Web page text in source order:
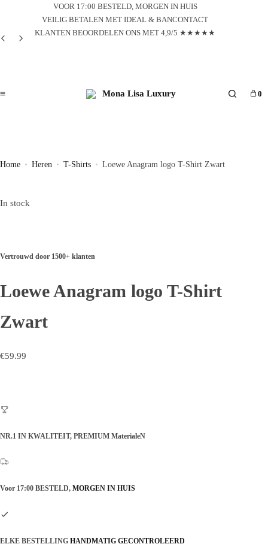
VOOR 17:00 BESTELD, MORGEN IN HUIS
VEILIG BETALEN MET IDEAL & BANCONTACT
KLANTEN BEOORDELEN ONS MET 4,9/5 ★★★★★
Search 0
Home Heren T-Shirts Loewe Anagram logo T-Shirt Zwart
In stock
Vertrouwd door 1500+ klanten
Loewe Anagram logo T-Shirt
Zwart
€59.99
NR.1 IN KWALITEIT, PREMIUM MaterialeN
Voor 17:00 BESTELD, MORGEN IN HUIS
ELKE BESTELLING HANDMATIG GECONTROLEERD